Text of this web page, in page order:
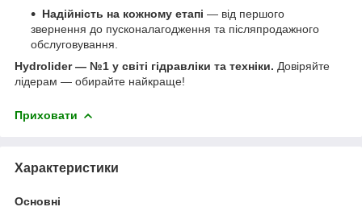
Надійність на кожному етапі — від першого
звернення до пусконалагодження та післяпродажного
обслуговування.
Hydrolider — №1 у світі гідравліки та техніки. Довіряйте
лідерам — обирайте найкраще!
Приховати
Характеристики
Основні